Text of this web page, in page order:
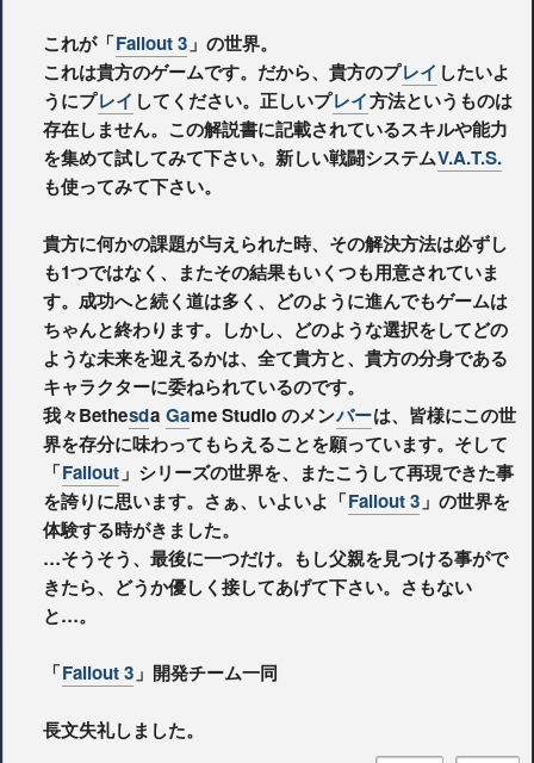
これが「Fallout 3 」の世界。
これは貴方のゲームです。だから、貴方のプレイ したいよ
うにプレイ してください。正しいプレイ方法というものは
存在しません。この解説書に記載されているスキルや能力
を集めて試してみて下さい。新しい戦闘システムV.A.T.S.
も使ってみて下さい。
貴方に何かの課題が与えられた時、その解決方法は必ずし
も1つではなく、またその結果もいくつも用意されていま
す。成功へと続く道は多く、どのように進んでもゲームは
ちゃんと終わります。しかし、どのような選択をしてどの
ような未来を迎えるかは、全て貴方と、貴方の分身である
キャラクターに委ねられているのです。
我々Bethesda Game Studio のメンバーは、皆様にこの世
界を存分に味わってもらえることを願っています。そして
「Fallout 」シリーズの世界を、またこうして再現できた事
を誇りに思います。さぁ、いよいよ「Fallout 3 」の世界を
体験する時がきました。
…そうそう、最後に一つだけ。もし父親を見つける事がで
きたら、どうか優しく接してあげて下さい。さもない
と…。
「Fallout 3 」開発チーム一同
長文失礼しました。